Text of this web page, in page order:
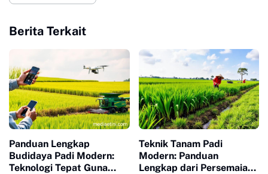
Berita Terkait
Panduan Lengkap
Budidaya Padi Modern:
Teknologi Tepat Guna
Teknik Tanam Padi
Modern: Panduan
Lengkap dari Persemaian